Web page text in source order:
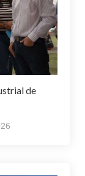
de